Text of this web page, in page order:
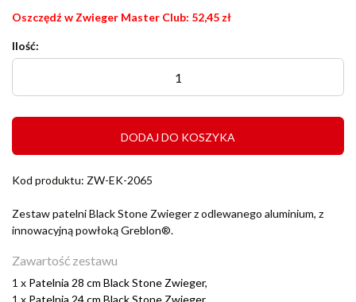
Oszczędź w Zwieger Master Club: 52,45 zł
Ilość:
DODAJ DO KOSZYKA
Kod produktu: ZW-EK-2065
Zestaw patelni Black Stone Zwieger z odlewanego aluminium, z
innowacyjną powłoką Greblon®.
Zawartość zestawu
1 x Patelnia 28 cm Black Stone Zwieger,
1 x Patelnia 24 cm Black Stone Zwieger,